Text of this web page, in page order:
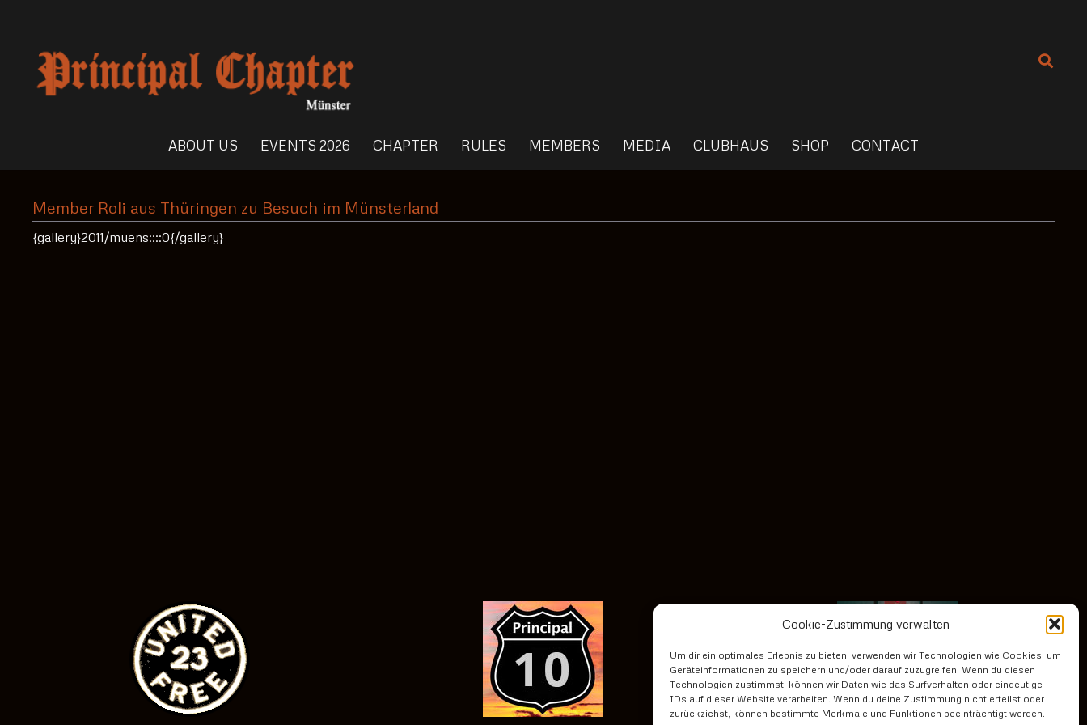
Cookie-Zustimmung verwalten
Um dir ein optimales Erlebnis zu bieten, verwenden wir Technologien wie Cookies, um
Geräteinformationen zu speichern und/oder darauf zuzugreifen. Wenn du diesen
Technologien zustimmst, können wir Daten wie das Surfverhalten oder eindeutige
IDs auf dieser Website verarbeiten. Wenn du deine Zustimmung nicht erteilst oder
zurückziehst, können bestimmte Merkmale und Funktionen beeinträchtigt werden.
ABOUT US EVENTS 2026 CHAPTER RULES MEMBERS MEDIA CLUBHAUS SHOP CONTACT
Member Roli aus Thüringen zu Besuch im Münsterland
{gallery}2011/muens::::0{/gallery}